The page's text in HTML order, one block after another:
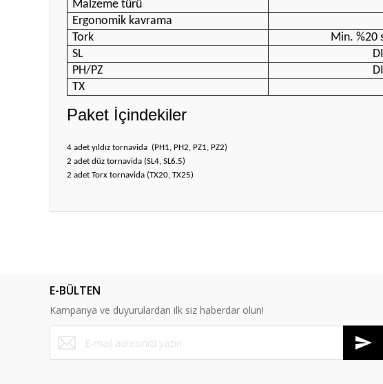
Malzeme türü
Ergonomik kavrama
Tork
Min. %20
SL
PH/PZ
TX
Paket İçindekiler
4 adet yıldız tornavida (PH1, PH2, PZ1, PZ2)
2 adet düz tornavida (SL4, SL6.5)
2 adet Torx tornavida (TX20, TX25)
Ürün bilgilerinde hatalar bulunuyor.
Ürün fiyatı diğer sitelerden daha pahalı.
Bu ürüne benzer farklı alternatifler olmalı.
E-BÜLTEN
Kampanya ve duyurulardan ilk siz haberdar olun!